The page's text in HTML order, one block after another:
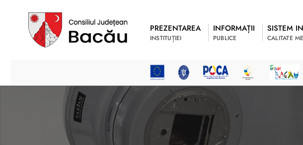
PREZENTAREA
INSTITUȚIEI
INFORMAȚII
PUBLICE
SISTEM
CALITATE